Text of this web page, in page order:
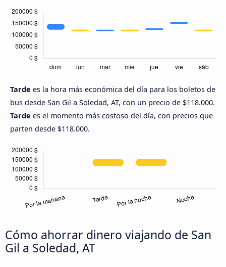
Tarde es la hora más económica del día para los boletos de
bus desde San Gil a Soledad, AT, con un precio de $118.000.
Tarde es el momento más costoso del día, con precios que
parten desde $118.000.
Cómo ahorrar dinero viajando de San
Gil a Soledad, AT